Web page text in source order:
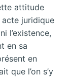
attitude
acte juridique
l’existence,
en sa
en
que l’on s’y